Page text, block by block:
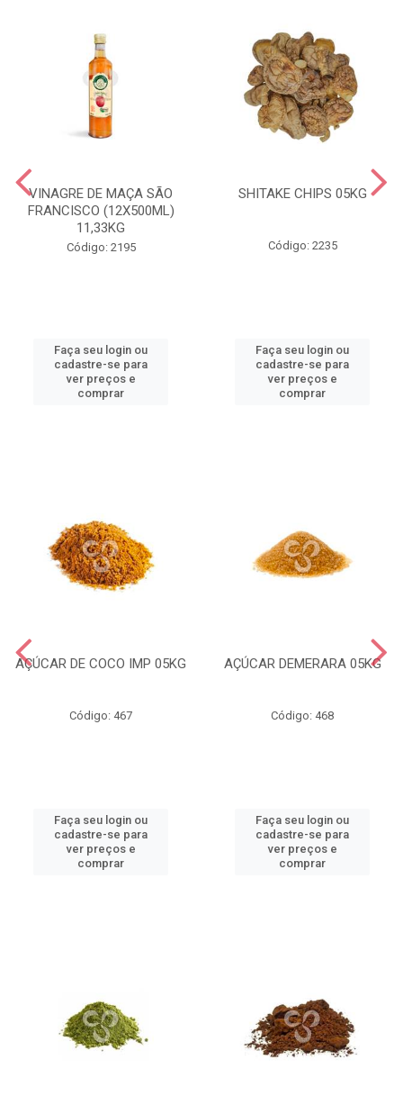
VINAGRE DE MAÇA SÃO
FRANCISCO (12X500ML)
11,33KG
Código: 2195
Faça seu login ou
cadastre-se para
ver preços e
comprar
SHITAKE CHIPS 05KG
Código: 2235
Faça seu login ou
cadastre-se para
ver preços e
comprar
AÇÚCAR DE COCO IMP 05KG
Código: 467
Faça seu login ou
cadastre-se para
ver preços e
comprar
AÇÚCAR DEMERARA 05KG
Código: 468
Faça seu login ou
cadastre-se para
ver preços e
comprar